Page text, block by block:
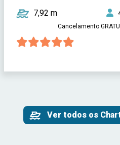
7,92 m
Cancelamento
Ver todos os